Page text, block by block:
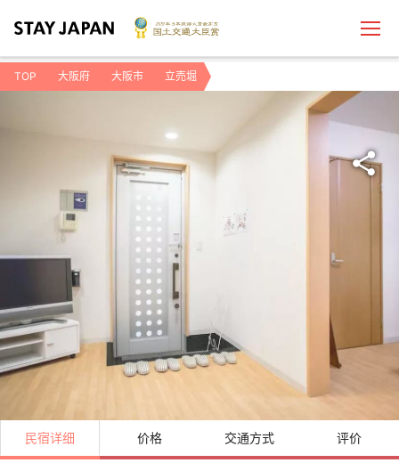
TOP 大阪府 大阪市 立売堀
民宿详细 价格 交通方式 评价